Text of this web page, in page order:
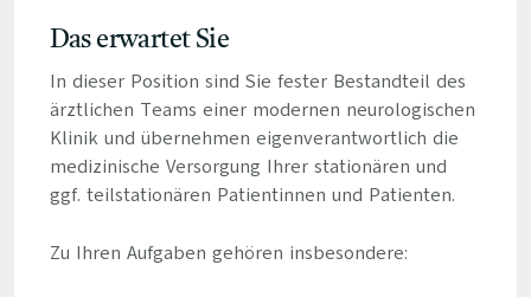
Das erwartet Sie
In dieser Position sind Sie fester Bestandteil des
ärztlichen Teams einer modernen neurologischen
Klinik und übernehmen eigenverantwortlich die
medizinische Versorgung Ihrer stationären und
ggf. teilstationären Patientinnen und Patienten.
Zu Ihren Aufgaben gehören insbesondere: